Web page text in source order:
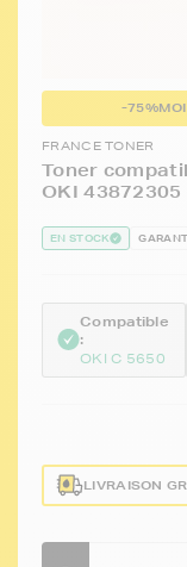
-75%
FRANCE TONER
Toner
OKI
EN STOCK
Compatible
:
OKI C 5650
LIVRAISON